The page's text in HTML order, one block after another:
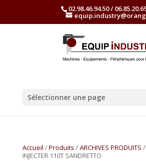
02.98.46.94.50 /
Sélectionner une page
Accueil /Produits /ARCHIVES PRODUITS /
INJECTER 110T SANDRETTO